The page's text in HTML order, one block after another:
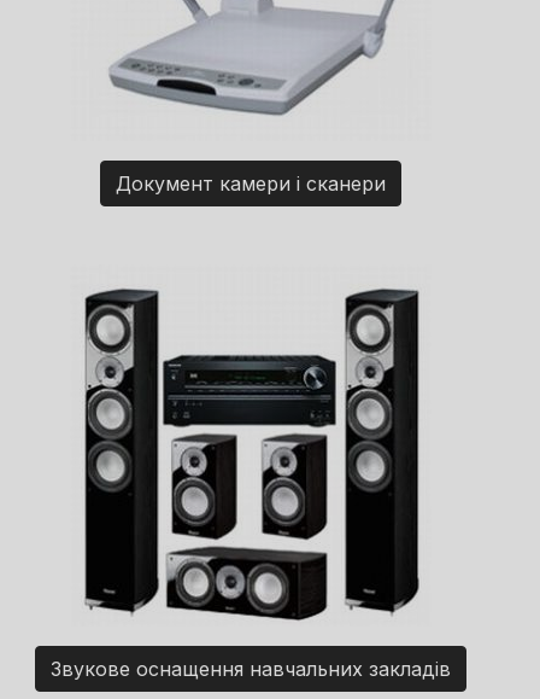
Документ камери і сканери
Звукове оснащення навчальних закладів